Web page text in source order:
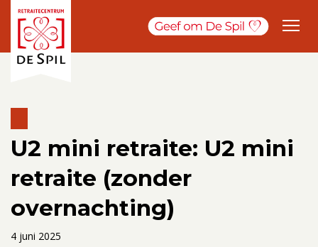
U2 mini retraite: U2 mini
retraite (zonder
overnachting)
4 juni 2025